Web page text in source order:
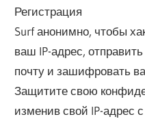
Регистрация
Surf анонимно, чтобы
ваш IP-адрес,
почту и зашифровать
Защитите свою
изменив свой IP-адрес